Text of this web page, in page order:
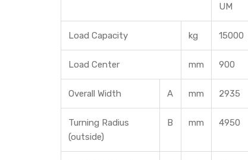
UM
Load Capacity kg 15000
Load Center mm 900
Overall Width A mm 2935
Turning Radius
(outside)
B mm 4950